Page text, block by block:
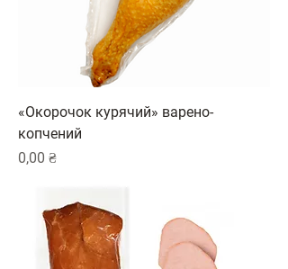
«Окорочок курячий» варено-
копчений
Ціна
0,00 ₴